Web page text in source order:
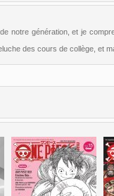
notre génération, et je
des cours de collège, et